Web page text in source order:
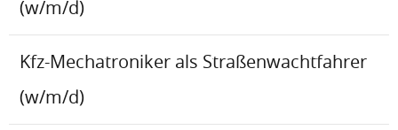
(w/m/d)
Kfz-Mechatroniker als Straßenwachtfahrer
(w/m/d)